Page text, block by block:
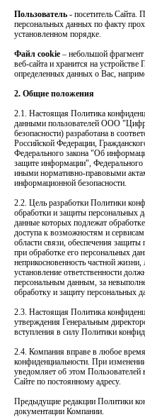
Пользователь - посетитель Сайта.
персональных данных по факту
установленном порядке.
Файл cookie – небольшой
веб-сайта и хранится на
определенных данных о Вас,
2. Общие положения
2.1. Настоящая Политика
данными пользователей ООО
безопасности) разработана в
Российской Федерации,
Федерального закона "Об
защите информации",
иными нормативно-правовыми
информационной безопасности.
2.2. Цель разработки Политики
обработки и защиты персональных
данные которых подлежат
доступа к возможностям и
области связи, обеспечения
при обработке его персональных
неприкосновенность частной
установление ответственности
персональным данным, за
обработку и защиту персональных
2.3. Настоящая Политика
утверждения Генеральным
вступления в силу Политики
2.4. Компания вправе в любое
конфиденциальности. При
уведомляет об этом
Сайте по постоянному адресу.
Предыдущие редакции Политики
документации Компании.